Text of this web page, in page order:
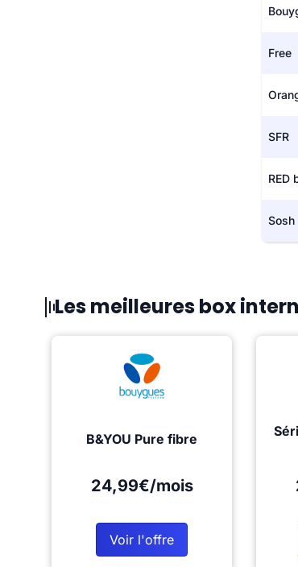
Free
SFR
RED
Sosh
Les meilleures box
B&YOU Pure fibre
24,99€/mois
Voir l'offre